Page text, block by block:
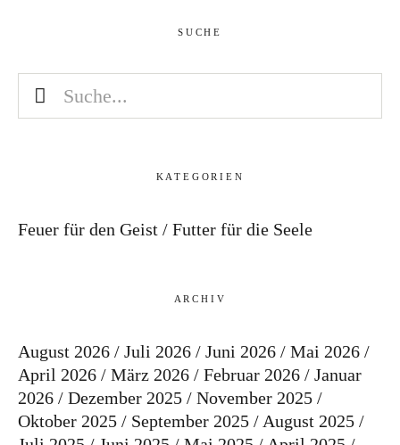
SUCHE
KATEGORIEN
Feuer für den Geist Futter für die Seele
ARCHIV
August 2026 Juli 2026 Juni 2026
Mai 2026
April 2026
März 2026 Februar 2026
Januar
2026
Dezember 2025
November 2025
Oktober 2025
September 2025
August 2025